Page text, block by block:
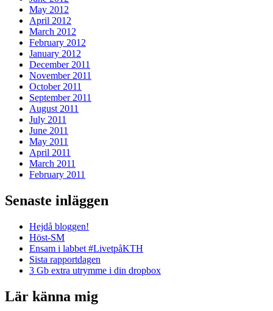
May 2012
April 2012
March 2012
February 2012
January 2012
December 2011
November 2011
October 2011
September 2011
August 2011
July 2011
June 2011
May 2011
April 2011
March 2011
February 2011
Senaste inläggen
Hejdå bloggen!
Höst-SM
Ensam i labbet #LivetpåKTH
Sista rapportdagen
3 Gb extra utrymme i din dropbox
Lär känna mig